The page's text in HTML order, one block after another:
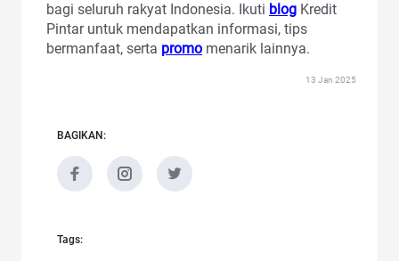
bagi seluruh rakyat Indonesia. Ikuti blog Kredit
Pintar untuk mendapatkan informasi, tips
bermanfaat, serta promo menarik lainnya.
13 Jan 2025
BAGIKAN:
Tags: